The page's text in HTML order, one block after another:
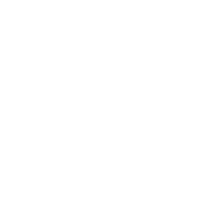
zurzeit nicht verfügbar.)